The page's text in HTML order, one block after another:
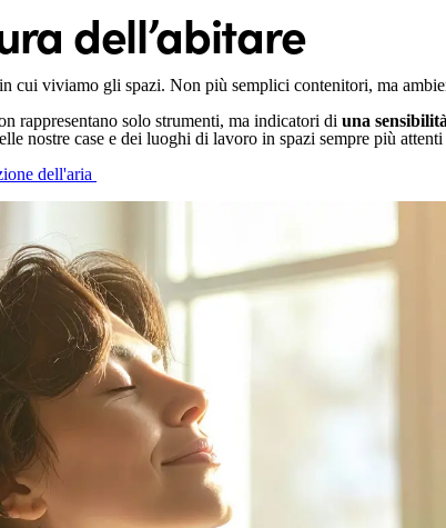
dell’abitare
cui viviamo gli spazi. Non più semplici contenitori, ma
rappresentano solo strumenti, ma indicatori di una
nostre case e dei luoghi di lavoro in spazi sempre più
dell'aria